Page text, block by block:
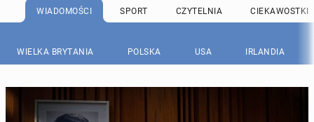
WIADOMOŚCI SPORT CZYTELNIA CIEKAWOSTKI
WIELKA BRYTANIA POLSKA USA IRLANDIA